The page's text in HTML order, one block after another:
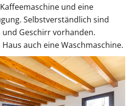
und eine
Selbstverständlich sind
Geschirr vorhanden.
auch eine Waschmaschine.